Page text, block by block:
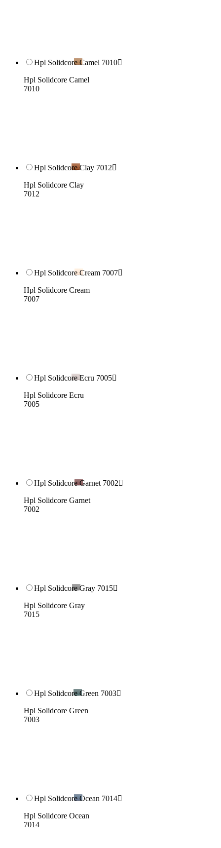
Hpl Solidcore Camel 7010
Hpl Solidcore Camel
7010
Hpl Solidcore Clay 7012
Hpl Solidcore Clay
7012
Hpl Solidcore Cream 7007
Hpl Solidcore Cream
7007
Hpl Solidcore Ecru 7005
Hpl Solidcore Ecru
7005
Hpl Solidcore Garnet 7002
Hpl Solidcore Garnet
7002
Hpl Solidcore Gray 7015
Hpl Solidcore Gray
7015
Hpl Solidcore Green 7003
Hpl Solidcore Green
7003
Hpl Solidcore Ocean 7014
Hpl Solidcore Ocean
7014